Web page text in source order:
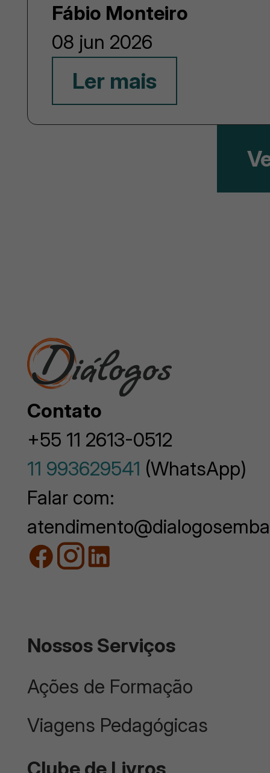
Fábio Monteiro
08 jun 2026
Ler mais
Contato
+55 11 2613-0512
11 993629541 (WhatsApp)
Falar com:
Nossos Serviços
Ações de Formação
Viagens Pedagógicas